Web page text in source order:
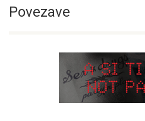
Povezave